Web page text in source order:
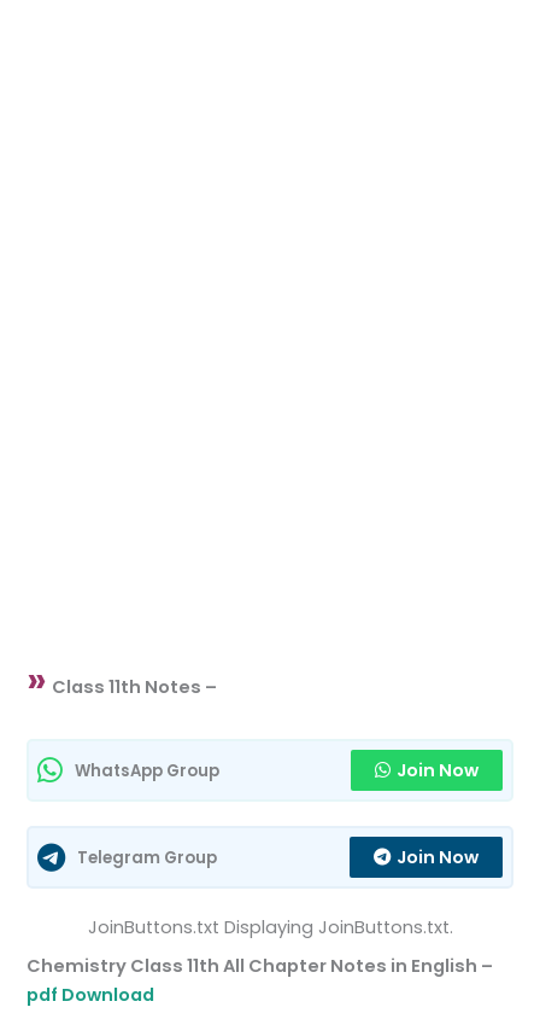
» Class 11th Notes –
WhatsApp Group Join Now
Telegram Group Join Now
JoinButtons.txt Displaying JoinButtons.txt.
Chemistry Class 11th All Chapter Notes in English –
pdf Download